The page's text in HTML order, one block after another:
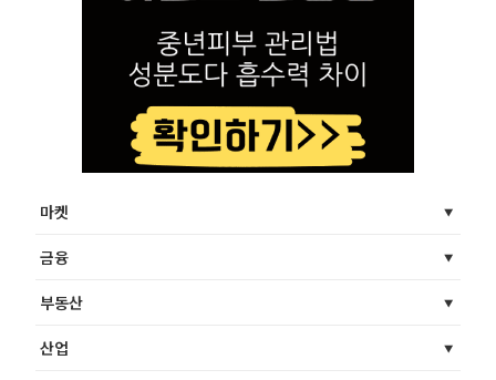
마켓
금융
부동산
산업